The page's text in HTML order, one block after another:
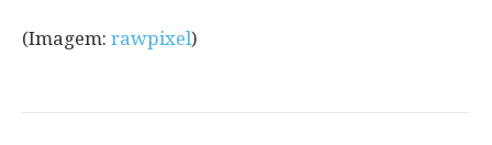
(Imagem: rawpixel)